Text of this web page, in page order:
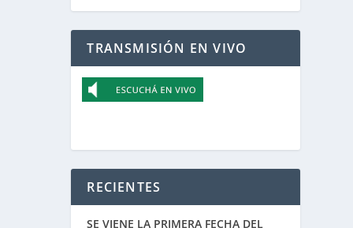
TRANSMISIÓN EN VIVO
RECIENTES
SE VIENE LA PRIMERA FECHA DEL